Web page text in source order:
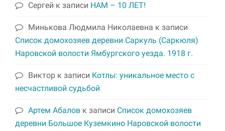
Сергей к записи НАМ – 10 ЛЕТ!
Минькова Людмила Николаевна к записи
Список домохозяев деревни Саркуль (Саркюля)
Наровской волости Ямбургского уезда. 1918 г.
Виктор к записи Котлы: уникальное место с
несчастливой судьбой
Артем Абалов к записи Список домохозяев
деревни Большое Куземкино Наровской волости